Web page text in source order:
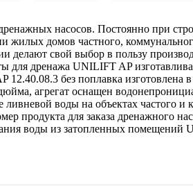
насосов. Постоянно при
жилых домов частного,
делают свой выбор в пользу
для дренажа UNILIFT AP
без поплавка изготовлена
агрегат оснащен
воды на объектах частого и
продукта для заказа дренажного
воды из затопленных